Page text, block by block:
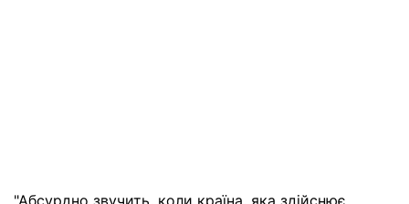
"Абсурдно звучить, коли країна, яка здійснює